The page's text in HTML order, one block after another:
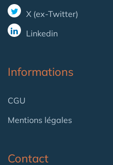
X (ex-Twitter)
Linkedin
Informations
CGU
Mentions légales
Contact